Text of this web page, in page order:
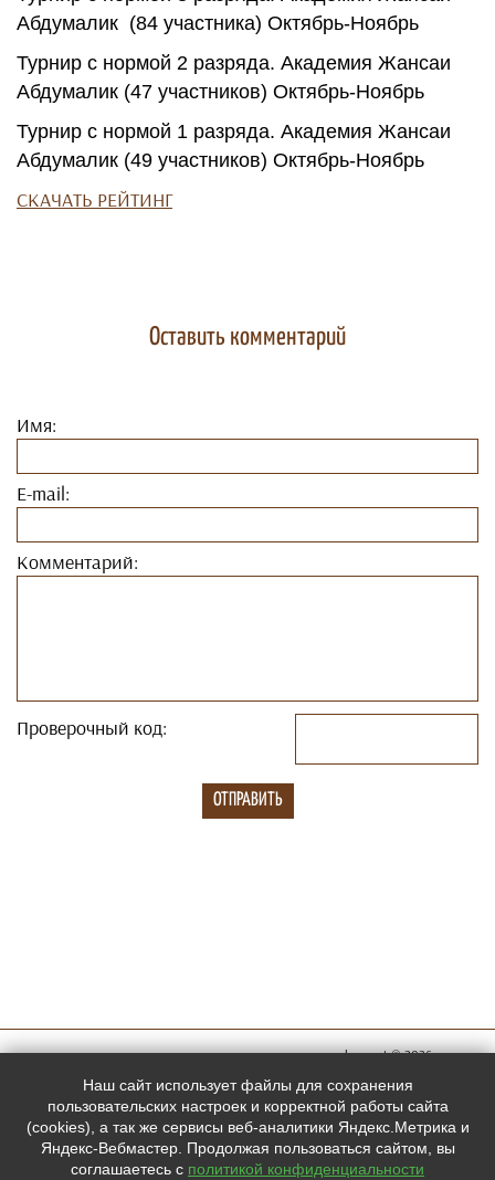
Абдумалик (84 участника) Октябрь-Ноябрь
Турнир с нормой 2 разряда. Академия Жансаи
Абдумалик (47 участников) Октябрь-Ноябрь
Турнир с нормой 1 разряда. Академия Жансаи
Абдумалик (49 участников) Октябрь-Ноябрь
СКАЧАТЬ РЕЙТИНГ
Оставить комментарий
Имя:
E-mail:
Комментарий:
Проверочный код:
megachess.net © 2026
социальных
сетях:
Наш сайт использует файлы для сохранения
пользовательских настроек и корректной работы сайта
(cookies), а так же сервисы веб-аналитики Яндекс.Метрика и
Яндекс-Вебмастер. Продолжая пользоваться сайтом, вы
соглашаетесь с политикой конфиденциальности